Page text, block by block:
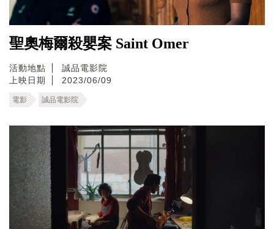
聖奧梅爾殺嬰案 Saint Omer
活動地點
誠品電影院
上映日期
2023/06/09
電影 誠品電影院